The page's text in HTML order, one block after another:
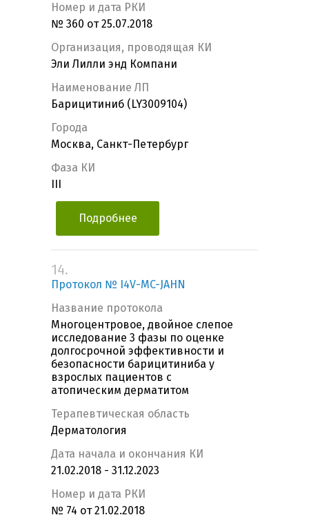
Номер и дата РКИ
№ 360 от 25.07.2018
Организация, проводящая КИ
Эли Лилли энд Компани
Наименование ЛП
Барицитиниб (LY3009104)
Города
Москва, Санкт-Петербург
Фаза КИ
Подробнее
14.
Протокол № I4V-MC-JAHN
Название протокола
Многоцентровое, двойное слепое
исследование 3 фазы по оценке
долгосрочной эффективности и
безопасности барицитиниба у
взрослых пациентов с
атопическим дерматитом
Терапевтическая область
Дерматология
Дата начала и окончания КИ
21.02.2018 - 31.12.2023
Номер и дата РКИ
№ 74 от 21.02.2018